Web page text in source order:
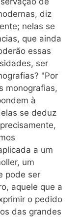
diz
nelas se
que ainda
essas
ser
"Por
monografias,
à
se deduz
a um
um
pode ser
aquele que a
o pedido
das grandes